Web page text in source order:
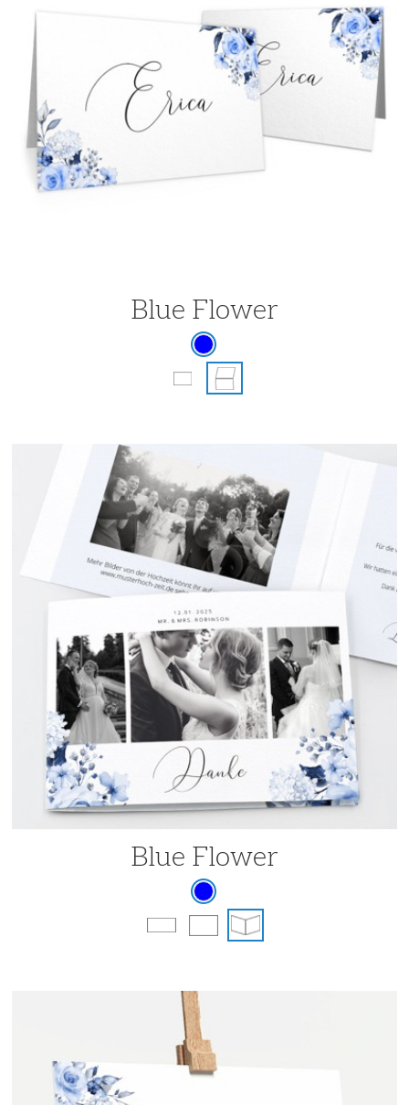
Blue Flower
Blue Flower